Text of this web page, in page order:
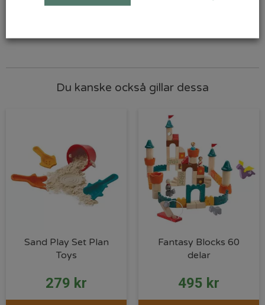
Du kanske också gillar dessa
Sand Play Set Plan
Toys
279 kr
Fantasy Blocks 60
delar
495 kr